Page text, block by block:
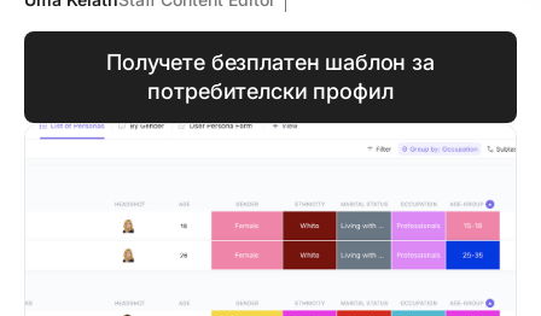
Получете безплатен шаблон за
потребителски профил